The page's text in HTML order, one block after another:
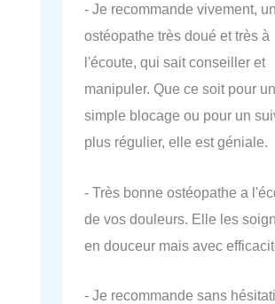
- Je recommande vivement,
ostéopathe très doué et très à
l'écoute, qui sait conseiller et
manipuler. Que ce soit pour un
simple blocage ou pour un
plus régulier, elle est géniale.
- Très bonne ostéopathe a
de vos douleurs. Elle les
en douceur mais avec
- Je recommande sans